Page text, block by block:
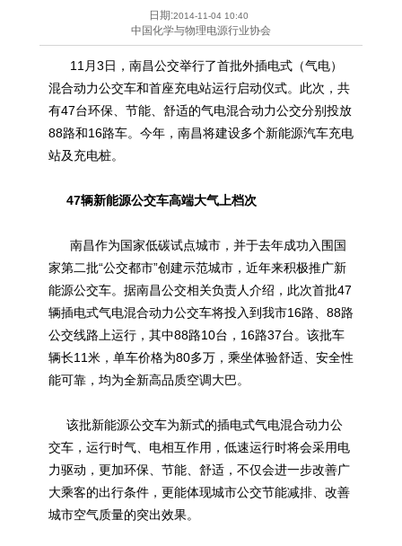
日期:2014-11-04 10:40
中国化学与物理电源行业协会
11月3日，南昌公交举行了首批外插电式（气电）
混合动力公交车和首座充电站运行启动仪式。此次，共
有47台环保、节能、舒适的气电混合动力公交分别投放
88路和16路车。今年，南昌将建设多个新能源汽车充电
站及充电桩。
47辆新能源公交车高端大气上档次
南昌作为国家低碳试点城市，并于去年成功入围国
家第二批“公交都市”创建示范城市，近年来积极推广新
能源公交车。据南昌公交相关负责人介绍，此次首批47
辆插电式气电混合动力公交车将投入到我市16路、88路
公交线路上运行，其中88路10台，16路37台。该批车
辆长11米，单车价格为80多万，乘坐体验舒适、安全性
能可靠，均为全新高品质空调大巴。
该批新能源公交车为新式的插电式气电混合动力公
交车，运行时气、电相互作用，低速运行时将会采用电
力驱动，更加环保、节能、舒适，不仅会进一步改善广
大乘客的出行条件，更能体现城市公交节能减排、改善
城市空气质量的突出效果。